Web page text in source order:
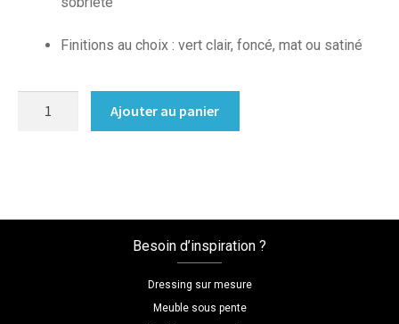
Finitions au choix : vert clair, foncé, mat ou satiné
Ajouter au panier
Besoin d’inspiration ?
Dressing sur mesure
Meuble sous pente